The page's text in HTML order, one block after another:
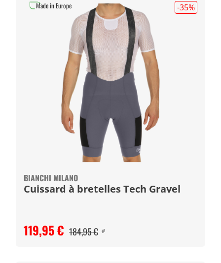
-35%
BIANCHI MILANO
Cuissard à bretelles Tech Gravel
119,95 € 184,95 € #
Made in Europe